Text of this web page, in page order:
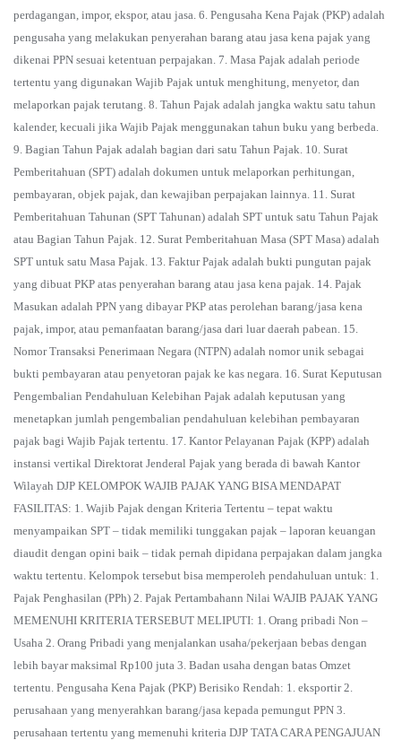
perdagangan, impor, ekspor, atau jasa. 6. Pengusaha Kena Pajak (PKP) adalah
pengusaha yang melakukan penyerahan barang atau jasa kena pajak yang
dikenai PPN sesuai ketentuan perpajakan. 7. Masa Pajak adalah periode
tertentu yang digunakan Wajib Pajak untuk menghitung, menyetor, dan
melaporkan pajak terutang. 8. Tahun Pajak adalah jangka waktu satu tahun
kalender, kecuali jika Wajib Pajak menggunakan tahun buku yang berbeda.
9. Bagian Tahun Pajak adalah bagian dari satu Tahun Pajak. 10. Surat
Pemberitahuan (SPT) adalah dokumen untuk melaporkan perhitungan,
pembayaran, objek pajak, dan kewajiban perpajakan lainnya. 11. Surat
Pemberitahuan Tahunan (SPT Tahunan) adalah SPT untuk satu Tahun Pajak
atau Bagian Tahun Pajak. 12. Surat Pemberitahuan Masa (SPT Masa) adalah
SPT untuk satu Masa Pajak. 13. Faktur Pajak adalah bukti pungutan pajak
yang dibuat PKP atas penyerahan barang atau jasa kena pajak. 14. Pajak
Masukan adalah PPN yang dibayar PKP atas perolehan barang/jasa kena
pajak, impor, atau pemanfaatan barang/jasa dari luar daerah pabean. 15.
Nomor Transaksi Penerimaan Negara (NTPN) adalah nomor unik sebagai
bukti pembayaran atau penyetoran pajak ke kas negara. 16. Surat Keputusan
Pengembalian Pendahuluan Kelebihan Pajak adalah keputusan yang
menetapkan jumlah pengembalian pendahuluan kelebihan pembayaran
pajak bagi Wajib Pajak tertentu. 17. Kantor Pelayanan Pajak (KPP) adalah
instansi vertikal Direktorat Jenderal Pajak yang berada di bawah Kantor
Wilayah DJP KELOMPOK WAJIB PAJAK YANG BISA MENDAPAT
FASILITAS: 1. Wajib Pajak dengan Kriteria Tertentu – tepat waktu
menyampaikan SPT – tidak memiliki tunggakan pajak – laporan keuangan
diaudit dengan opini baik – tidak pernah dipidana perpajakan dalam jangka
waktu tertentu. Kelompok tersebut bisa memperoleh pendahuluan untuk: 1.
Pajak Penghasilan (PPh) 2. Pajak Pertambahann Nilai WAJIB PAJAK YANG
MEMENUHI KRITERIA TERSEBUT MELIPUTI: 1. Orang pribadi Non –
Usaha 2. Orang Pribadi yang menjalankan usaha/pekerjaan bebas dengan
lebih bayar maksimal Rp100 juta 3. Badan usaha dengan batas Omzet
tertentu. Pengusaha Kena Pajak (PKP) Berisiko Rendah: 1. eksportir 2.
perusahaan yang menyerahkan barang/jasa kepada pemungut PPN 3.
perusahaan tertentu yang memenuhi kriteria DJP TATA CARA PENGAJUAN